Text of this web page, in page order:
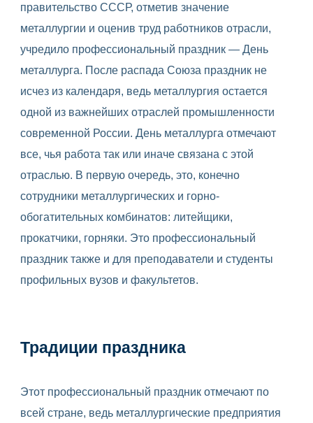
правительство СССР, отметив значение
металлургии и оценив труд работников отрасли,
учредило профессиональный праздник — День
металлурга. После распада Союза праздник не
исчез из календаря, ведь металлургия остается
одной из важнейших отраслей промышленности
современной России. День металлурга отмечают
все, чья работа так или иначе связана с этой
отраслью. В первую очередь, это, конечно
сотрудники металлургических и горно-
обогатительных комбинатов: литейщики,
прокатчики, горняки. Это профессиональный
праздник также и для преподаватели и студенты
профильных вузов и факультетов.
Традиции праздника
Этот профессиональный праздник отмечают по
всей стране, ведь металлургические предприятия